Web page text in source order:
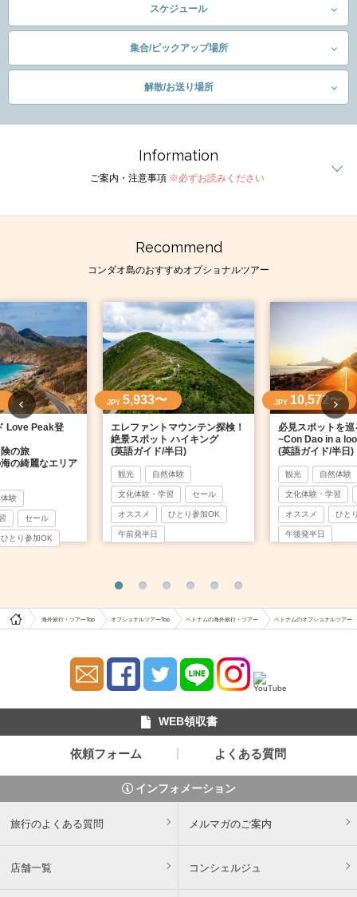
スケジュール
集合/ピックアップ場所
解散/お送り場所
Information
ご案内・注意事項 ※必ずお読みください
Recommend
コンダオ島のおすすめオプショナルツアー
Love Peak登
の旅
の綺麗なエリア
験
セール
ひとり参加OK
JPY 5,933〜
エレファントマウンテン探検！
絶景スポット ハイキング
(英語ガイド/半日)
観光 自然体験
文化体験・学習 セール
オススメ ひとり参加OK
午前発半日
JPY 10,572〜
必見スポットを
~Con Dao in a
(英語ガイド/半日)
観光 自然体験
文化体験・学習
オススメ ひと
午後発半日
海外旅行・ツアーTop オプショナルツアーTop ベトナムの海外旅行・ツアー ベトナムのオプショナルツアー
WEB領収書
依頼フォーム よくある質問
インフォメーション
旅行のよくある質問 メルマガのご案内
店舗一覧 コンシェルジュ